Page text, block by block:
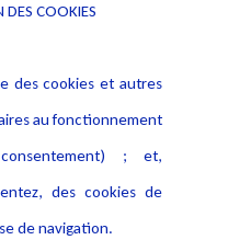
COOKIES
des cookies et autres
au fonctionnement
; et,
des cookies de
de navigation.